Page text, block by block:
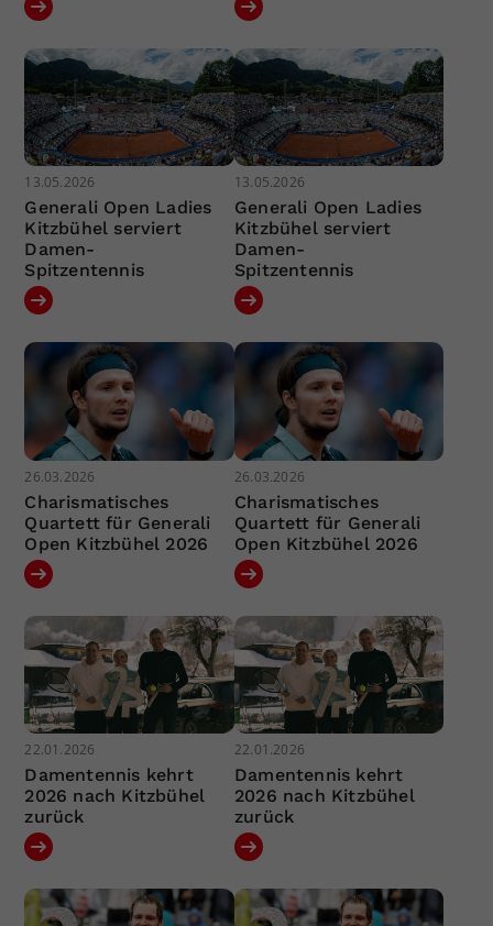
13.05.2026
Generali Open Ladies
Kitzbühel serviert
Damen-
Spitzentennis
13.05.2026
Generali Open Ladies
Kitzbühel serviert
Damen-
Spitzentennis
26.03.2026
Charismatisches
Quartett für Generali
Open Kitzbühel 2026
26.03.2026
Charismatisches
Quartett für Generali
Open Kitzbühel 2026
22.01.2026
Damentennis kehrt
2026 nach Kitzbühel
zurück
22.01.2026
Damentennis kehrt
2026 nach Kitzbühel
zurück